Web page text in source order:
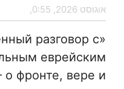
אוגוסט 2026, 0:55,
разговор с
еврейским
фронте, вере и